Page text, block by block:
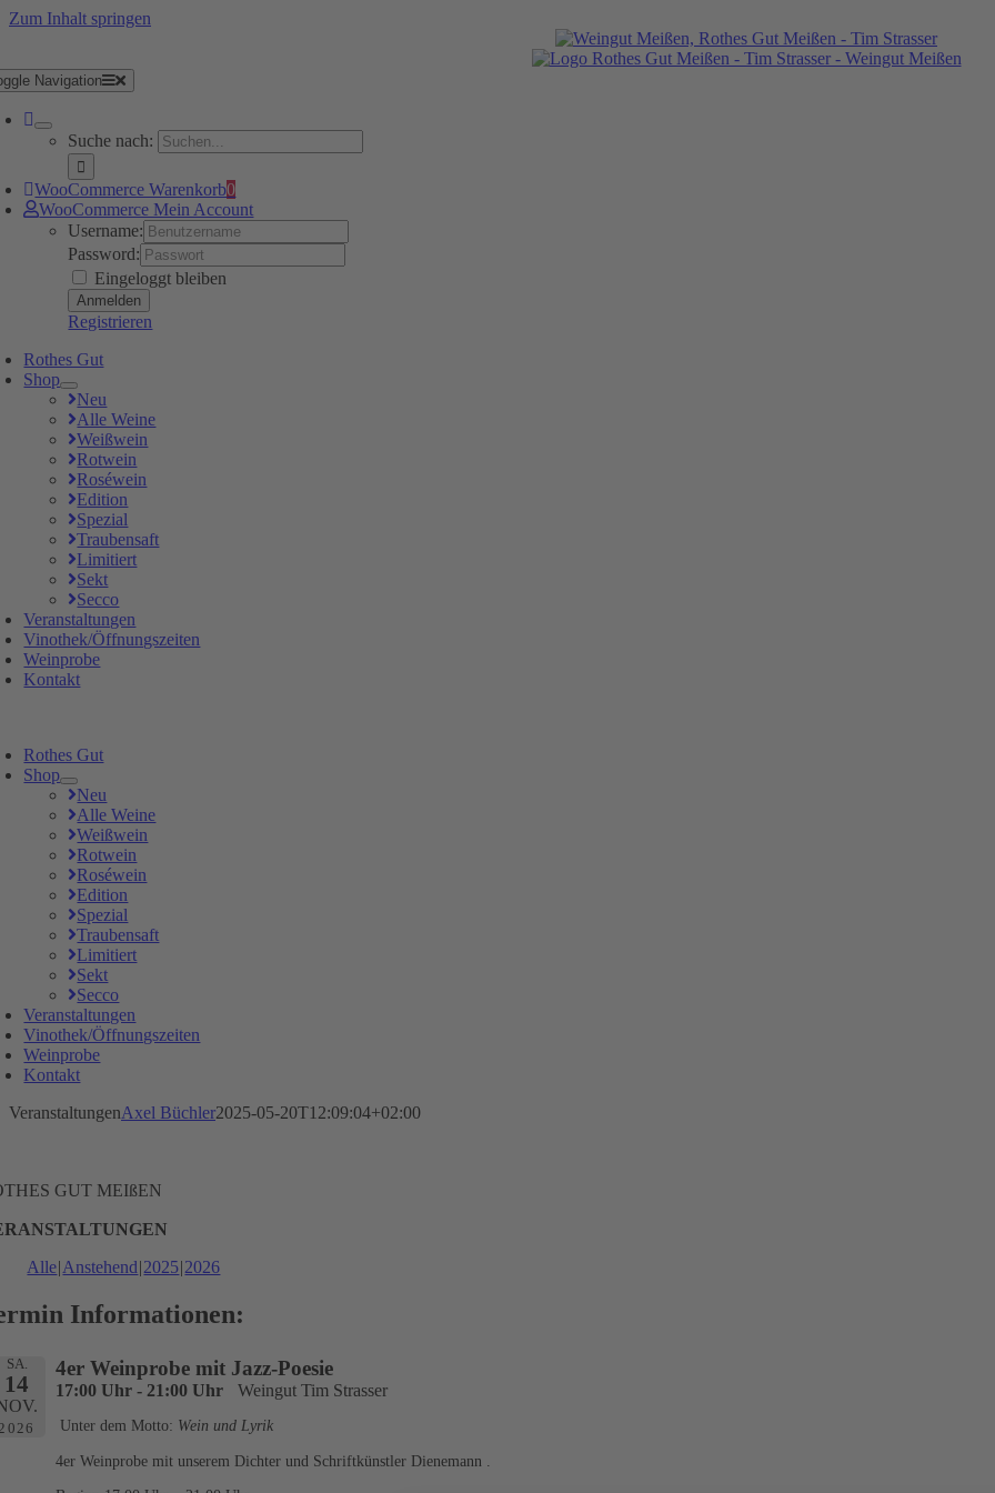
Zum Inhalt springen
Navigation
Suche nach:
WooCommerce Warenkorb0
WooCommerce Mein Account
Username:
Password:
Eingeloggt bleiben
Registrieren
Rothes Gut
Shop
Neu
Alle Weine
Weißwein
Rotwein
Roséwein
Edition
Spezial
Traubensaft
Limitiert
Sekt
Secco
Veranstaltungen
Vinothek/Öffnungszeiten
Weinprobe
Kontakt
Rothes Gut
Shop
Neu
Alle Weine
Weißwein
Rotwein
Roséwein
Edition
Spezial
Traubensaft
Limitiert
Sekt
Secco
Veranstaltungen
Vinothek/Öffnungszeiten
Weinprobe
Kontakt
VeranstaltungenAxel Büchler2025-05-20T12:09:04+02:00
GUT MEIßEN
Alle Anstehend 2025 2026
Informationen:
SA.
14
4er Weinprobe mit Jazz-Poesie
17:00 Uhr - 21:00 Uhr Weingut Tim Strasser
Unter dem Motto: Wein und Lyrik
4er Weinprobe mit unserem Dichter und Schriftkünstler Dienemann .